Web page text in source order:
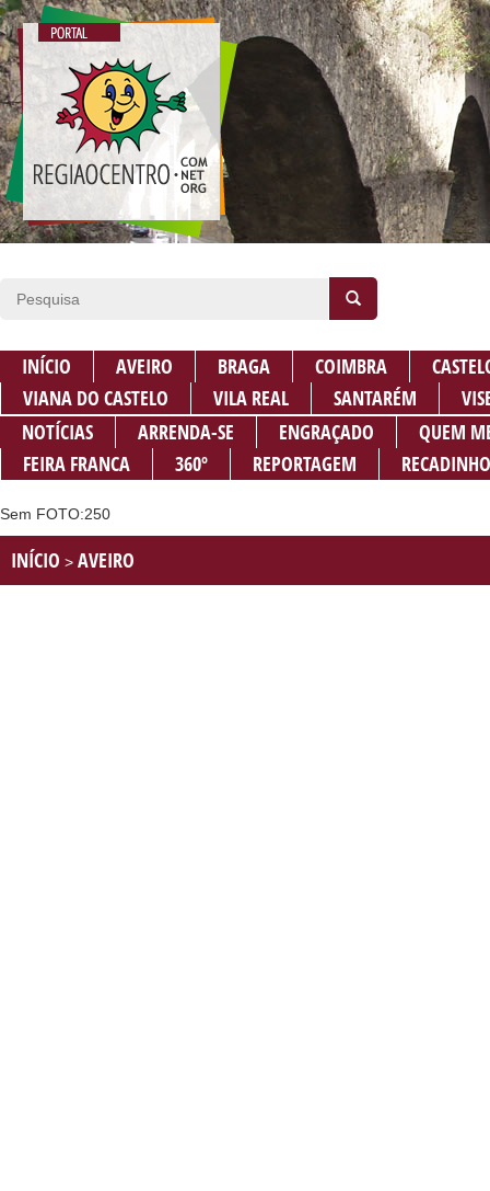
INÍCIO AVEIRO BRAGA COIMBRA
VIANA DO CASTELO
VILA REAL SANTARÉM
NOTÍCIAS
ARRENDA-SE ENGRAÇADO
QUEM
FEIRA FRANCA
360º REPORTAGEM
Sem FOTO:250
INÍCIO > AVEIRO